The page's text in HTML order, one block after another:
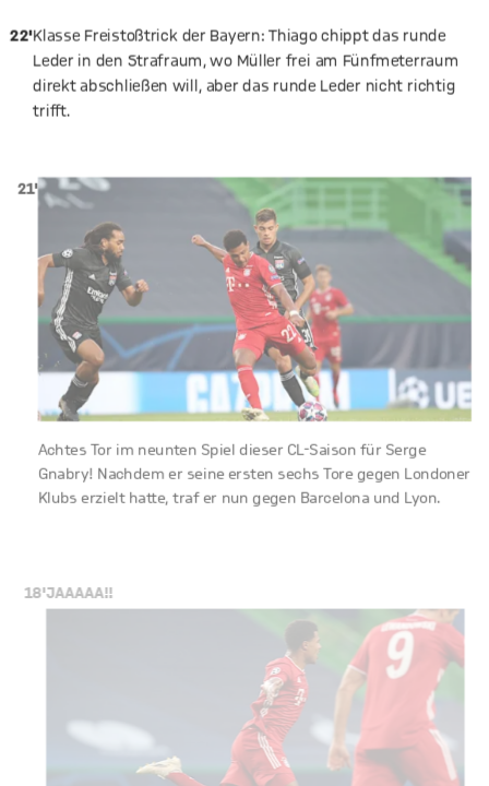
Klasse Freistoßtrick der Bayern: Thiago chippt das runde
Leder in den Strafraum, wo Müller frei am Fünfmeterraum
direkt abschließen will, aber das runde Leder nicht richtig
trifft.
Achtes Tor im neunten Spiel dieser CL-Saison für Serge
Gnabry! Nachdem er seine ersten sechs Tore gegen Londoner
Klubs erzielt hatte, traf er nun gegen Barcelona und Lyon.